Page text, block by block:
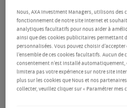
Les obligations
rôle au-delà de la
émissions de CO2 ?
On pourrait penser que les
Nous, AXA Investment Managers, utilisons des
fonctionnement de notre site Internet et
analytiques facultatifs pour nous aider à
ainsi que des cookies publicitaires permettant
personnalisées. Vous pouvez choisir
l’ensemble de ces cookies facultatifs. Aucun
consentement n’est installé automatiquement,
limitera pas votre expérience sur notre site
plus sur les cookies que Nous et nos
collecter, veuillez cliquer sur « Paramétrer mes